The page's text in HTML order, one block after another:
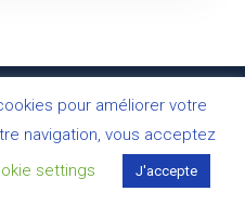
2020 © Tous droits
Axle Themes
pour améliorer votre
navigation, vous acceptez
settings J'accepte